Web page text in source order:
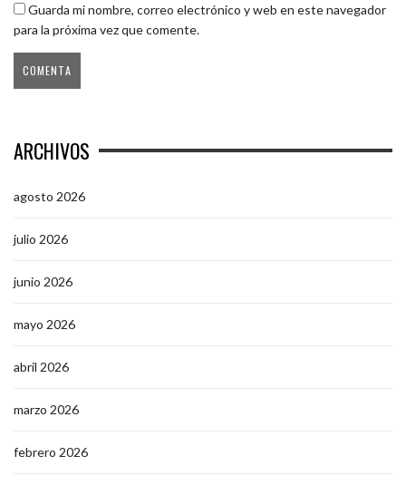
Guarda mi nombre, correo electrónico y web en este navegador
para la próxima vez que comente.
ARCHIVOS
agosto 2026
julio 2026
junio 2026
mayo 2026
abril 2026
marzo 2026
febrero 2026